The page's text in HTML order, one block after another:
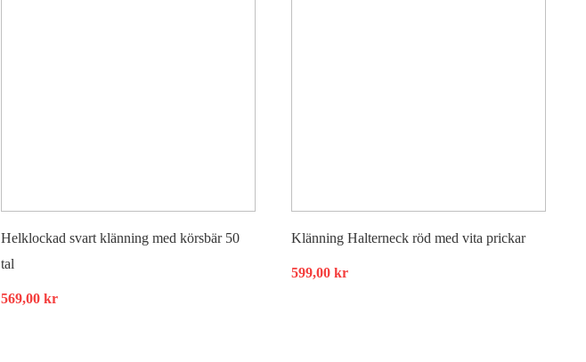
Helklockad svart klänning med körsbär 50
tal
569,00 kr
Klänning Halterneck röd med vita prickar
599,00 kr